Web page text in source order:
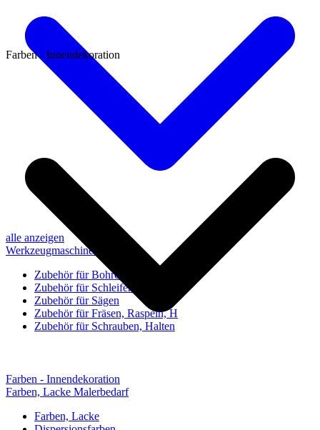
alle anzeigen
Werkzeugmaschinen-Zubehör
Zubehör für Bohren, Bohrhilfen
Zubehör für Schleifen, Poliere
Zubehör für Sägen
Zubehör für Fräsen, Raspeln, H
Zubehör für Schrauben, Halten
Farben - Innendekoration
Farben - Innendekoration
Farben, Lacke Malerbedarf
Farben, Lacke